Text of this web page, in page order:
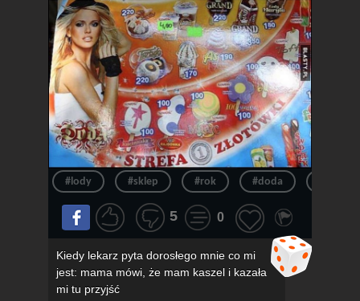
#lody #sklep #rok #doda
5 0
Kiedy lekarz pyta dorosłego mnie co mi
jest: mama mówi, że mam kaszel i kazała
mi tu przyjść